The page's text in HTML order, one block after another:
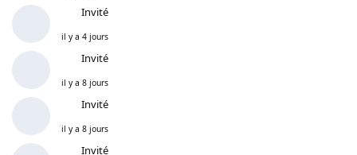
Invité
il y a 4 jours
Invité
il y a 8 jours
Invité
il y a 8 jours
Invité